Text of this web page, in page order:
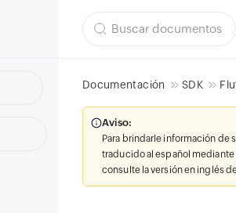
Documentación SDK
Aviso:
Para brindarle información de
traducido al español
consulte la versión en inglés